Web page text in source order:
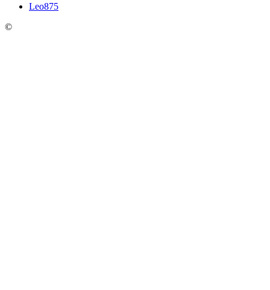
Leo875
©